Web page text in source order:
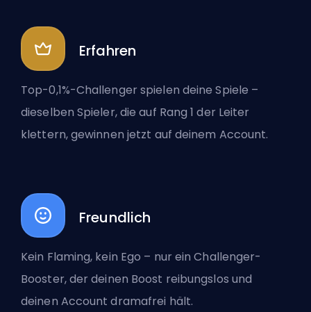
Erfahren
Top-0,1%-Challenger spielen deine Spiele –
dieselben Spieler, die auf Rang 1 der Leiter
klettern, gewinnen jetzt auf deinem Account.
Freundlich
Kein Flaming, kein Ego – nur ein Challenger-
Booster, der deinen Boost reibungslos und
deinen Account dramafrei hält.